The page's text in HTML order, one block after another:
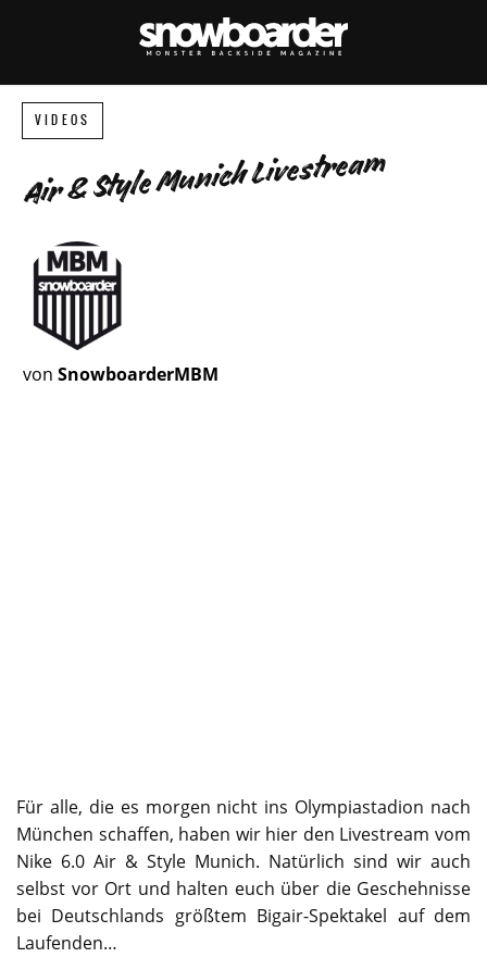
VIDEOS
Air & Style Munich Livestream
von SnowboarderMBM
Für alle, die es morgen nicht ins Olympiastadion nach
München schaffen, haben wir hier den Livestream vom
Nike 6.0 Air & Style Munich. Natürlich sind wir auch
selbst vor Ort und halten euch über die Geschehnisse
bei Deutschlands größtem Bigair-Spektakel auf dem
Laufenden…